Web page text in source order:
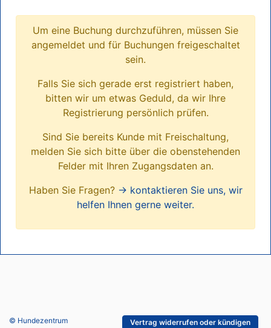
Um eine Buchung durchzuführen, müssen Sie
angemeldet und für Buchungen freigeschaltet
sein.
Falls Sie sich gerade erst registriert haben,
bitten wir um etwas Geduld, da wir Ihre
Registrierung persönlich prüfen.
Sind Sie bereits Kunde mit Freischaltung,
melden Sie sich bitte über die obenstehenden
Felder mit Ihren Zugangsdaten an.
Haben Sie Fragen? → kontaktieren Sie uns, wir
helfen Ihnen gerne weiter.
© Hundezentrum
Vertrag widerrufen oder kündigen